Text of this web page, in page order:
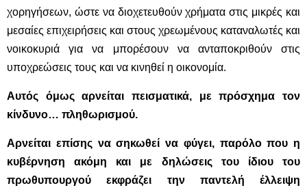
χορηγήσεων, ώστε να διοχετευθούν χρήματα στις μικρές και
μεσαίες επιχειρήσεις και στους χρεωμένους καταναλωτές και
νοικοκυριά για να μπορέσουν να ανταποκριθούν στις
υποχρεώσεις τους και να κινηθεί η οικονομία.
Αυτός όμως αρνείται πεισματικά, με πρόσχημα τον
κίνδυνο… πληθωρισμού.
Αρνείται επίσης να σηκωθεί να φύγει, παρόλο που η
κυβέρνηση ακόμη και με δηλώσεις του ίδιου του
πρωθυπουργού εκφράζει την παντελή έλλειψη